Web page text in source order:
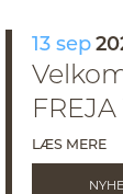
13 sep
LÆS MERE